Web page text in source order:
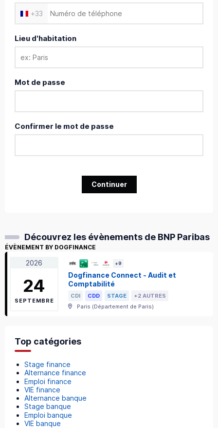
+33
Lieu d'habitation
Mot de passe
Confirmer le mot de passe
Continuer
Découvrez les évènements de BNP Paribas
ÉVÈNEMENT BY DOGFINANCE
2026
24
SEPTEMBRE
+9
Dogfinance Connect - Audit et
Comptabilité
CDI CDD STAGE
+2 AUTRES
Paris (Département de Paris)
Top catégories
Stage finance
Alternance finance
Emploi finance
VIE finance
Alternance banque
Stage banque
Emploi banque
VIE banque